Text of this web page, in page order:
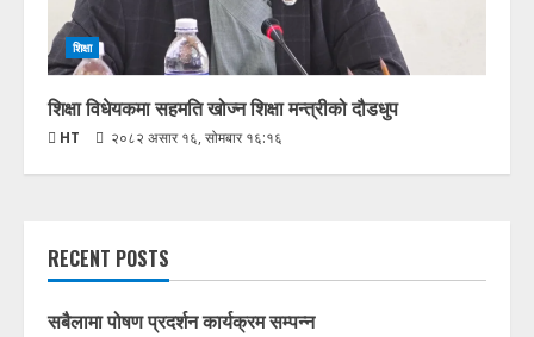
शिक्षा
शिक्षा विधेयकमा सहमति खोज्न शिक्षा मन्त्रीको दौडधुप
HT २०८२ असार १६, सोमबार १६:१६
RECENT POSTS
सबैलामा पोषण प्रदर्शन कार्यक्रम सम्पन्न